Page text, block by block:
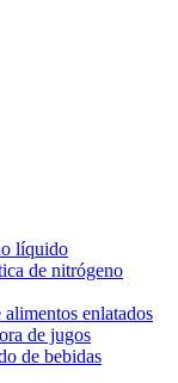
líquido
de nitrógeno
enlatados
de jugos
de bebidas